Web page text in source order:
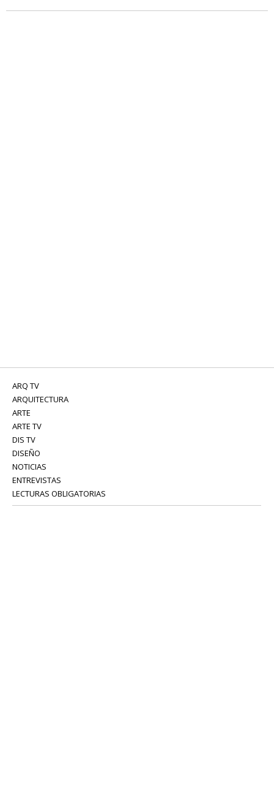
ARQ TV
ARQUITECTURA
ARTE
ARTE TV
DIS TV
DISEÑO
NOTICIAS
ENTREVISTAS
LECTURAS OBLIGATORIAS